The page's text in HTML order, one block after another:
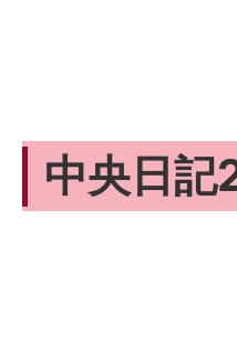
中央日記